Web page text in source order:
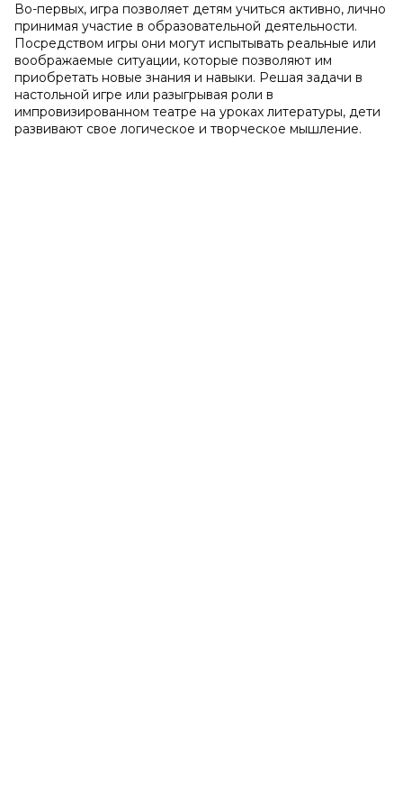
Во-первых, игра позволяет детям учиться активно, лично
принимая участие в образовательной деятельности.
Посредством игры они могут испытывать реальные или
воображаемые ситуации, которые позволяют им
приобретать новые знания и навыки. Решая задачи в
настольной игре или разыгрывая роли в
импровизированном театре на уроках литературы, дети
развивают свое логическое и творческое мышление.